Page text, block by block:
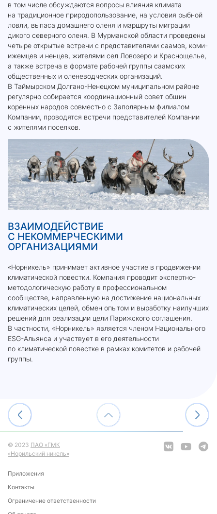
в том числе обсуждаются вопросы влияния климата
на традиционное природопользование, на условия рыбной
ловли, выпаса домашнего оленя и маршруты миграции
дикого северного оленя. В Мурманской области проведены
четыре открытые встречи с представителями саамов, коми-
ижемцев и ненцев, жителями сел Ловозеро и Краснощелье,
а также встреча в формате рабочей группы саамских
общественных и оленеводческих организаций.
В Таймырском Долгано-Ненецком муниципальном районе
регулярно собирается координационный совет общин
коренных народов совместно с Заполярным филиалом
Компании, проводятся встречи представителей Компании
с жителями поселков.
ВЗАИМОДЕЙСТВИЕ
С НЕКОММЕРЧЕСКИМИ
ОРГАНИЗАЦИЯМИ
«Норникель» принимает активное участие в продвижении
климатической повестки. Компания проводит экспертно-
методологическую работу в профессиональном
сообществе, направленную на достижение национальных
климатических целей, обмен опытом и выработку наилучших
решений для реализации цели Парижского соглашения.
В частности, «Норникель» является членом Национального
ESG-Альянса и участвует в его деятельности
по климатической повестке в рамках комитетов и рабочей
группы.
© 2023 ПАО «ГМК
«Норильский никель»
Приложения
Контакты
Ограничение ответственности